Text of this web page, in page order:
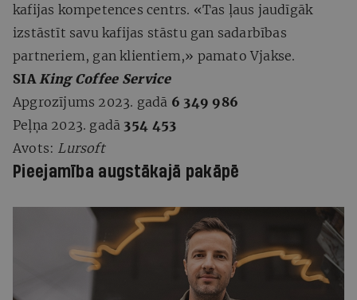
kafijas kompetences centrs. «Tas ļaus jaudīgāk
izstāstīt savu kafijas stāstu gan sadarbības
partneriem, gan klientiem,» pamato Vjakse.
SIAKing Coffee Service
Apgrozījums 2023. gadā 6 349 986
Peļņa 2023. gadā 354 453
Avots: Lursoft
Pieejamība augstākajā pakāpē